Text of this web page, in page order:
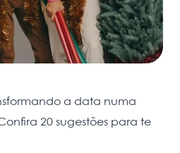
a data numa
20 sugestões para te